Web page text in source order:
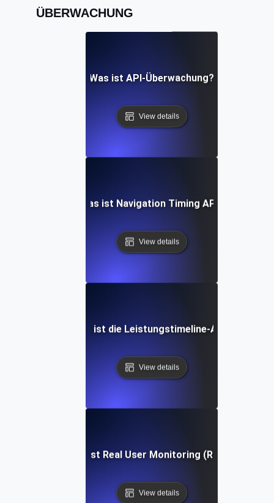
ÜBERWACHUNG
Was ist API-Überwachung?
View details
Was ist Navigation Timing API?
View details
Was ist die Leistungstimeline-API?
View details
Was ist Real User Monitoring (RUM)?
View details